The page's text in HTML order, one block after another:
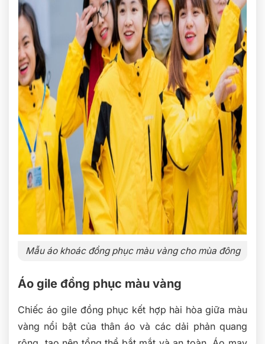
Mẫu áo khoác đồng phục màu vàng cho mùa đông
Áo gile đồng phục màu vàng
Chiếc áo gile đồng phục kết hợp hài hòa giữa màu
vàng nổi bật của thân áo và các dải phản quang